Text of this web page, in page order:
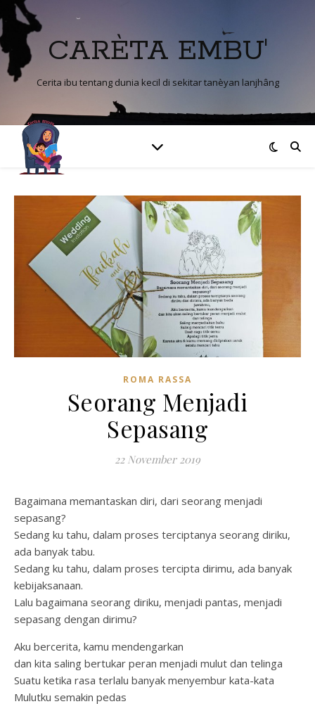
CARÈTA EMBU'
Cerita ibu tentang dunia kecil di sekitar tanèyan lanjhâng
ROMA RASSA
Seorang Menjadi
Sepasang
22 November 2019
Bagaimana memantaskan diri, dari seorang menjadi
sepasang?
Sedang ku tahu, dalam proses terciptanya seorang diriku,
ada banyak tabu.
Sedang ku tahu, dalam proses tercipta dirimu, ada banyak
kebijaksanaan.
Lalu bagaimana seorang diriku, menjadi pantas, menjadi
sepasang dengan dirimu?
Aku bercerita, kamu mendengarkan
dan kita saling bertukar peran menjadi mulut dan telinga
Suatu ketika rasa terlalu banyak menyembur kata-kata
Mulutku semakin pedas